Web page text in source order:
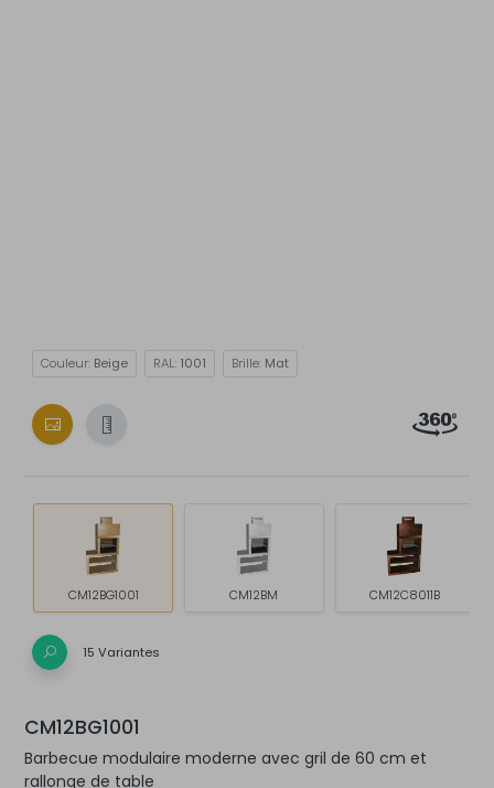
Couleur: Beige RAL: 1001 Brille: Mat
CM12BG1001 CM12BM CM12C8011B
15 Variantes
CM12BG1001
Barbecue modulaire moderne avec gril de 60 cm et
rallonge de table